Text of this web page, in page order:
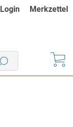
Login Merkzettel